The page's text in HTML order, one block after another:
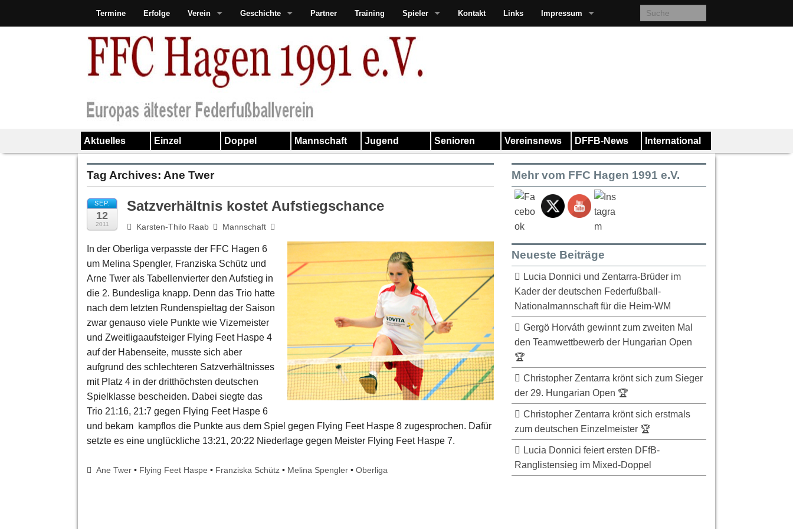
Termine Erfolge Verein Geschichte Partner Training Spieler Kontakt Links Impressum
Aktuelles Einzel Doppel Mannschaft Jugend Senioren Vereinsnews DFFB-News International
Tag Archives: Ane Twer
SEP.
12
2011
Satzverhältnis kostet Aufstiegschance
Karsten-Thilo Raab Mannschaft
In der Oberliga verpasste der FFC Hagen 6
um Melina Spengler, Franziska Schütz und
Arne Twer als Tabellenvierter den Aufstieg in
die 2. Bundesliga knapp. Denn das Trio hatte
nach dem letzten Rundenspieltag der Saison
zwar genauso viele Punkte wie Vizemeister
und Zweitligaaufsteiger Flying Feet Haspe 4
auf der Habenseite, musste sich aber
aufgrund des schlechteren Satzverhältnisses
mit Platz 4 in der dritthöchsten deutschen
Spielklasse bescheiden. Dabei siegte das
Trio 21:16, 21:7 gegen Flying Feet Haspe 6
und bekam kampflos die Punkte aus dem Spiel gegen Flying Feet Haspe 8 zugesprochen. Dafür
setzte es eine unglückliche 13:21, 20:22 Niederlage gegen Meister Flying Feet Haspe 7.
Ane Twer • Flying Feet Haspe • Franziska Schütz • Melina Spengler •Oberliga
Mehr vom FFC Hagen 1991 e.V.
Neueste Beiträge
Lucia Donnici und Zentarra-Brüder im
Kader der deutschen Federfußball-
Nationalmannschaft für die Heim-WM
Gergö Horváth gewinnt zum zweiten Mal
den Teamwettbewerb der Hungarian Open
🏆
Christopher Zentarra krönt sich zum Sieger
der 29. Hungarian Open 🏆
Christopher Zentarra krönt sich erstmals
zum deutschen Einzelmeister 🏆
Lucia Donnici feiert ersten DFfB-
Ranglistensieg im Mixed-Doppel